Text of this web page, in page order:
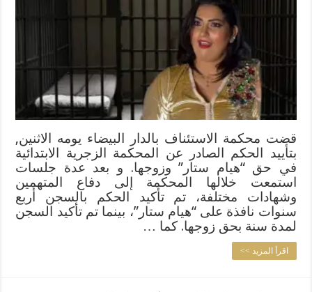
قضت محكمة الاستئناف بالدار البيضاء يومه الاثنين,
بتأييد الحكم الصادر عن المحكمة الزجرية الابتدائية
في حق “هيام ستار” وزوجها. و بعد عدة جلسات
استمعت خلالها المحكمة إلى دفاع المتهمين
وشهادات مختلفة، تم تأكيد الحكم بالسجن أربع
سنوات نافذة على “هيام ستار”، بينما تم تأكيد السجن
لمدة سنة بحق زوجها. كما …
اقرأ المزيد >>